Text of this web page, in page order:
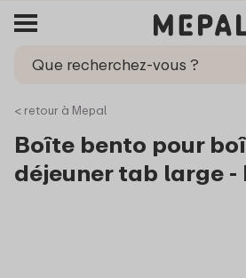
< retour à Mepal
Boîte bento pour
déjeuner tab large -